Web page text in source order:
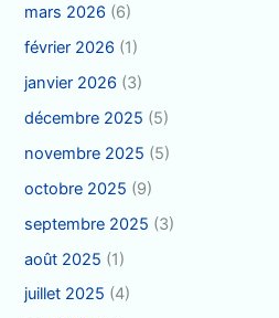
mars 2026 (6)
février 2026 (1)
janvier 2026 (3)
décembre 2025 (5)
novembre 2025 (5)
octobre 2025 (9)
septembre 2025 (3)
août 2025 (1)
juillet 2025 (4)